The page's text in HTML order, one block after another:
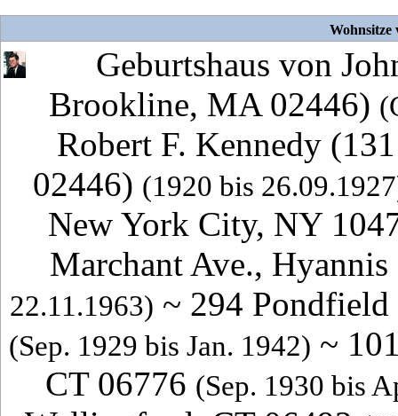
Wohnsitze
Geburtshaus von
Brookline, MA 02446)
Robert F. Kennedy(
02446) (1920 bis
New York City, NY
Marchant Ave.,
22.11.1963) ~ 294
(Sep. 1929 bis Jan. 1942) ~
CT 06776 (Sep. 1930 bis